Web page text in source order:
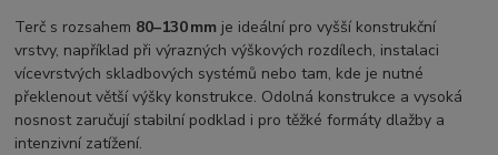
Terč s rozsahem 80–130 mm je ideální pro vyšší konstrukční
vrstvy, například při výrazných výškových rozdílech, instalaci
vícevrstvých skladbových systémů nebo tam, kde je nutné
překlenout větší výšky konstrukce. Odolná konstrukce a vysoká
nosnost zaručují stabilní podklad i pro těžké formáty dlažby a
intenzivní zatížení.